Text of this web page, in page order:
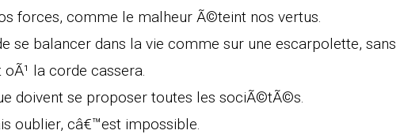
forces, comme le malheur Ã©teint nos vertus.
se balancer dans la vie comme sur une escarpolette, sans
la corde cassera.
doivent se proposer toutes les sociÃ©tÃ©s.
oublier, câ€™est impossible.